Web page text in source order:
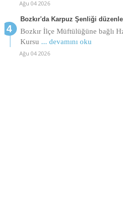
Ağu 04 2026
Bozkır'da Karpuz Şenliği
Bozkır İlçe Müftülüğüne bağlı
Kursu ... devamını oku
Ağu 04 2026